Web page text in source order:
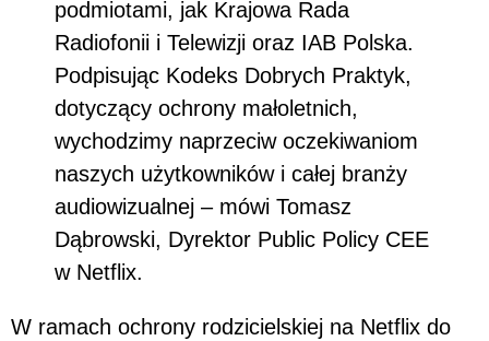
podmiotami, jak Krajowa Rada
Radiofonii i Telewizji oraz IAB Polska.
Podpisując Kodeks Dobrych Praktyk,
dotyczący ochrony małoletnich,
wychodzimy naprzeciw oczekiwaniom
naszych użytkowników i całej branży
audiowizualnej – mówi Tomasz
Dąbrowski, Dyrektor Public Policy CEE
w Netflix.
W ramach ochrony rodzicielskiej na Netflix do